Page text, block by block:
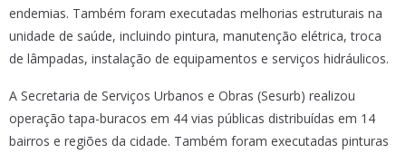
endemias. Também foram executadas melhorias estruturais na
unidade de saúde, incluindo pintura, manutenção elétrica, troca
de lâmpadas, instalação de equipamentos e serviços hidráulicos.
A Secretaria de Serviços Urbanos e Obras (Sesurb) realizou
operação tapa-buracos em 44 vias públicas distribuídas em 14
bairros e regiões da cidade. Também foram executadas pinturas